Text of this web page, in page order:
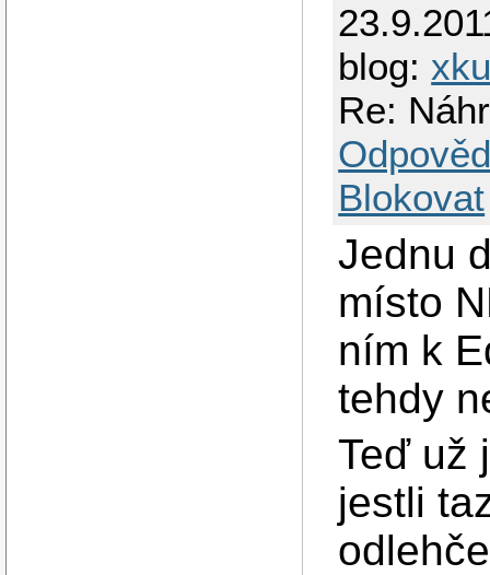
blog:
Re:
Blokovat
Jednu
místo
ním k
tehdy
Teď už
jestli